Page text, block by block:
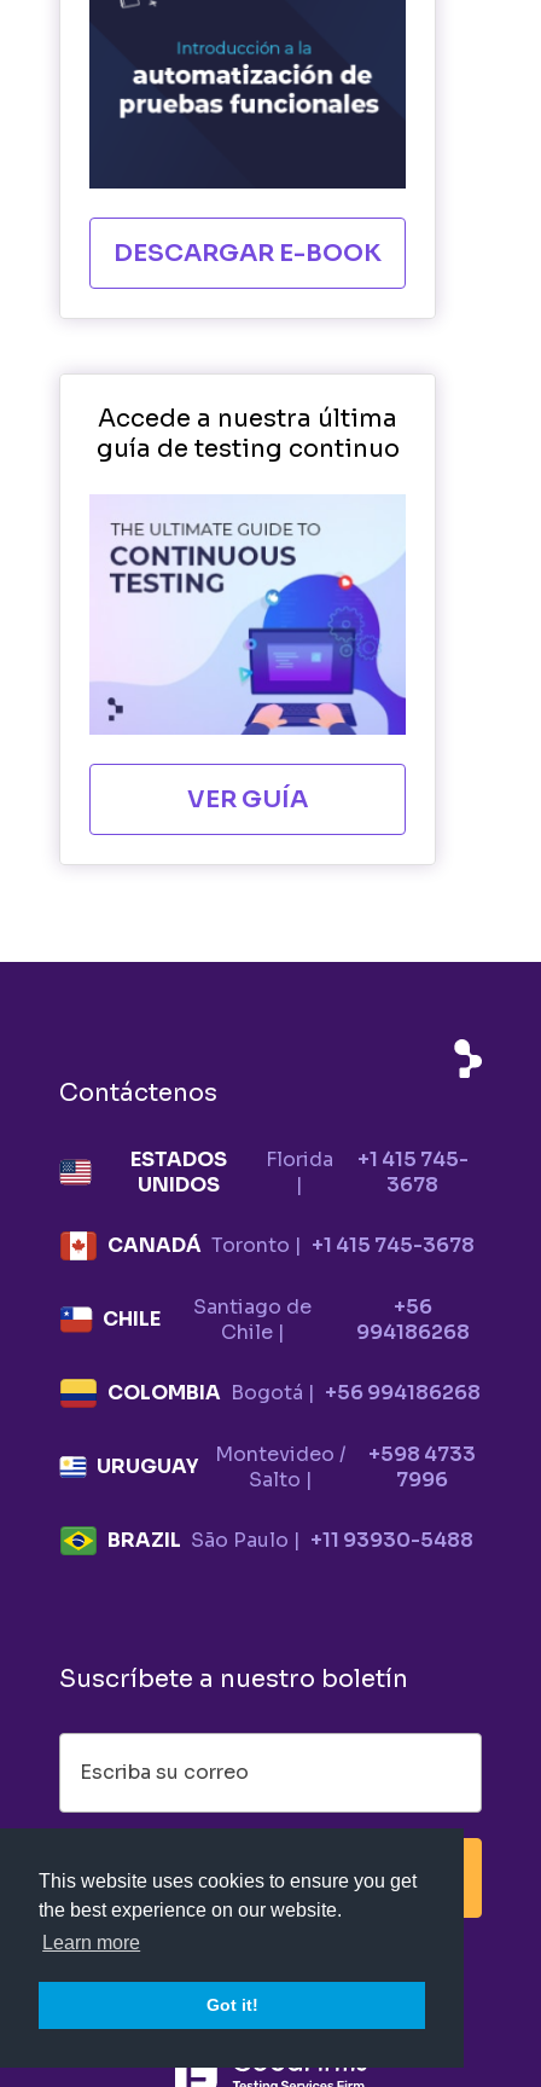
This website uses cookies to ensure you get
the best experience on our website.
Learn more
Got it!
DESCARGAR E-BOOK
Accede a nuestra última
guía de testing continuo
VER GUÍA
Contáctenos
ESTADOS
UNIDOS
Florida
|
+1 415 745-
3678
CANADÁ Toronto | +1 415 745-3678
CHILE
Santiago de
Chile |
+56
994186268
COLOMBIA Bogotá | +56 994186268
URUGUAY
Montevideo /
Salto |
+598 4733
7996
BRAZIL São Paulo | +11 93930-5488
Suscríbete a nuestro boletín
SUSCRIBIRSE